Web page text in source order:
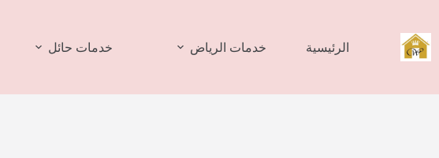
المحتوى
الرئيسية خدمات الرياض خدمات حائل